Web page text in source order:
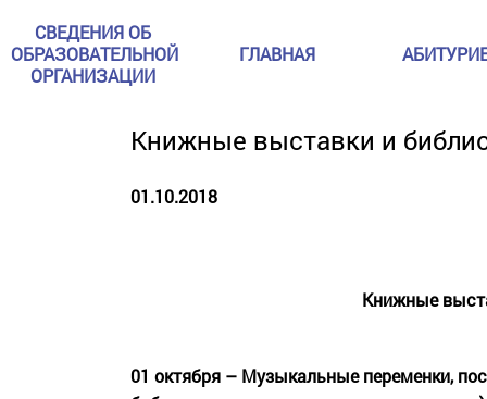
СВЕДЕНИЯ ОБ
ОБРАЗОВАТЕЛЬНОЙ
ОРГАНИЗАЦИИ
ГЛАВНАЯ
Книжные выставки и
01.10.2018
Книжные
01 октября – Музыкальные переменки,